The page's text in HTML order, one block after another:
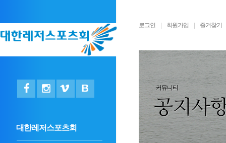
대한레저스포츠회
로그인 회원가입 즐겨찾기
커뮤니티
공지사